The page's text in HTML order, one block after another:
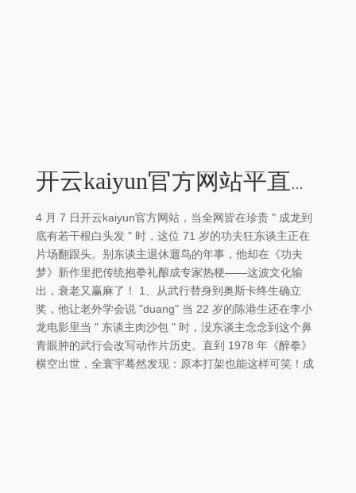
开云kaiyun官方网站平直让香港电影票房原地腾飞-外围足球软件APP
4 月 7 日开云kaiyun官方网站，当全网皆在珍贵 " 成龙到
底有若干根白头发 " 时，这位 71 岁的功夫狂东谈主正在
片场翻跟头。别东谈主退休遛鸟的年事，他却在《功夫
梦》新作里把传统抱拳礼酿成专家热梗——这波文化输
出，衰老又赢麻了！ 1、从武行替身到奥斯卡终生确立
奖，他让老外学会说 "duang" 当 22 岁的陈港生还在李小
龙电影里当 " 东谈主肉沙包 " 时，没东谈主念念到这个鼻
青眼肿的武行会改写动作片历史。直到 1978 年《醉拳》
横空出世，全寰宇蓦然发现：原本打架也能这样可笑！成